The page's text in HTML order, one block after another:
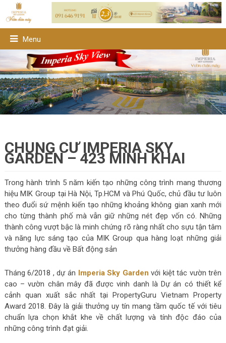
Menu
CHUNG CƯ IMPERIA SKY
GARDEN – 423 MINH KHAI
Trong hành trình 5 năm kiến tạo những công trình mang thương
hiệu MIK Group tại Hà Nội, Tp.HCM và Phú Quốc, chủ đầu tư luôn
theo đuổi sứ mệnh kiến tạo những khoảng không gian xanh mới
cho từng thành phố mà vẫn giữ những nét đẹp vốn có. Những
thành công vượt bậc là minh chứng rõ ràng nhất cho sựu tận tâm
và năng lực sáng tạo của MIK Group qua hàng loạt những giải
thưởng hàng đầu về Bất động sản
Tháng 6/2018 , dự án Imperia Sky Garden với kiệt tác vườn trên
cao – vườn chân mây đã được vinh danh là Dự án có thiết kể
cảnh quan xuất sắc nhất tại PropertyGuru Vietnam Property
Award 2018. Đây là giải thưởng uy tín mang tầm quốc tế với tiêu
chuẩn lựa chọn khắt khe về chất lượng và tính độc đáo của
những công trình đạt giải.